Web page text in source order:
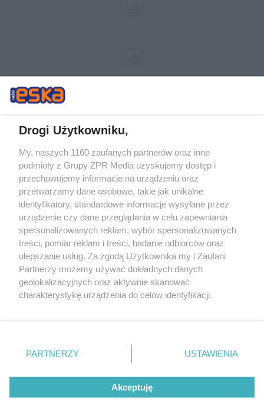
Żaden utwór zamieszczony w serwisie nie może być powielany i
rozpowszechniany lub dalej rozpowszechniany w jakikolwiek sposób (w
tym także elektroniczny lub mechaniczny) na jakimkolwiek polu
eksploatacji w jakiejkolwiek formie, włącznie z umieszczaniem w
Internecie bez pisemnej zgody właściciela praw. Jakiekolwiek użycie lub
wykorzystanie utworów w całości lub w części z naruszeniem prawa,
tzn. bez właściwej zgody, jest zabronione pod groźbą kary i może być
ścigane prawnie.
© 2026 Grupa ZPR Media
Drogi Użytkowniku,
My, naszych 1160 zaufanych partnerów oraz inne
podmioty z Grupy ZPR Media uzyskujemy dostęp i
przechowujemy informacje na urządzeniu oraz
przetwarzamy dane osobowe, takie jak unikalne
identyfikatory, standardowe informacje wysyłane przez
urządzenie czy dane przeglądania w celu zapewniania
spersonalizowanych reklam, wybór spersonalizowanych
treści, pomiar reklam i treści, badanie odbiorców oraz
ulepszanie usług. Za zgodą Użytkownika my i Zaufani
Partnerzy możemy używać dokładnych danych
geolokalizacyjnych oraz aktywnie skanować
charakterystykę urządzenia do celów identyfikacji.
zmienić/wycofać klikając przycisk ustawień prywatności
znajdujący się w lewym dolnym rogu strony
rodzaje przetwarzania danych nie wymagają zgody
użytkownika, ale masz prawo sprzeciwić się takiemu
przetwarzaniu. Preferencje będą miały zastosowanie tylko
PARTNERZY USTAWIENIA
Akceptuję